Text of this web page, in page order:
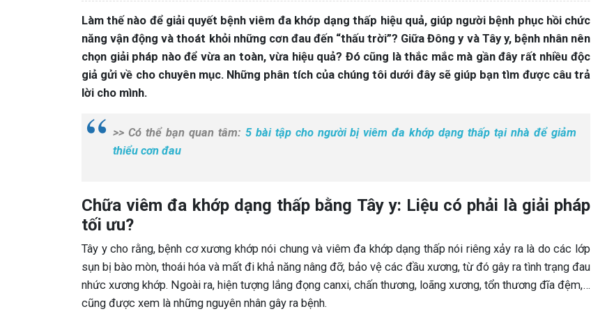
Làm thế nào để giải quyết bệnh viêm đa khớp dạng thấp hiệu quả, giúp người bệnh phục hồi chức
năng vận động và thoát khỏi những cơn đau đến “thấu trời”? Giữa Đông y và Tây y, bệnh nhân nên
chọn giải pháp nào để vừa an toàn, vừa hiệu quả? Đó cũng là thắc mắc mà gần đây rất nhiều độc
giả gửi về cho chuyên mục. Những phân tích của chúng tôi dưới đây sẽ giúp bạn tìm được câu trả
lời cho mình.
>> Có thể bạn quan tâm: 5 bài tập cho người bị viêm đa khớp dạng thấp tại nhà để giảm
thiểu cơn đau
Chữa viêm đa khớp dạng thấp bằng Tây y: Liệu có phải là giải pháp
tối ưu?
Tây y cho rằng, bệnh cơ xương khớp nói chung và viêm đa khớp dạng thấp nói riêng xảy ra là do các lớp
sụn bị bào mòn, thoái hóa và mất đi khả năng nâng đỡ, bảo vệ các đầu xương, từ đó gây ra tình trạng đau
nhức xương khớp. Ngoài ra, hiện tượng lắng đọng canxi, chấn thương, loãng xương, tổn thương đĩa đệm,…
cũng được xem là những nguyên nhân gây ra bệnh.